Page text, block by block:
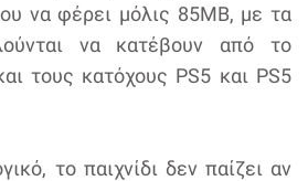
να φέρει μόλις 85MB, με τα
να κατέβουν από το
τους κατόχους PS5 και PS5
το παιχνίδι δεν παίζει αν